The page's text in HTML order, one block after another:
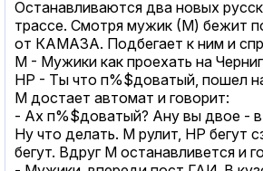
Останавливаются два новых
трассе. Смотря мужик (М) бежит
от КАМАЗА. Подбегает к ним и
М - Мужики как проехать на
НР - Ты что п%$доватый, пошел
М достает автомат и говорит:
- Ах п%$доватый? Ану вы двое - в
Ну что делать. М рулит, НР бегут
бегут. Вдруг М останавливется и